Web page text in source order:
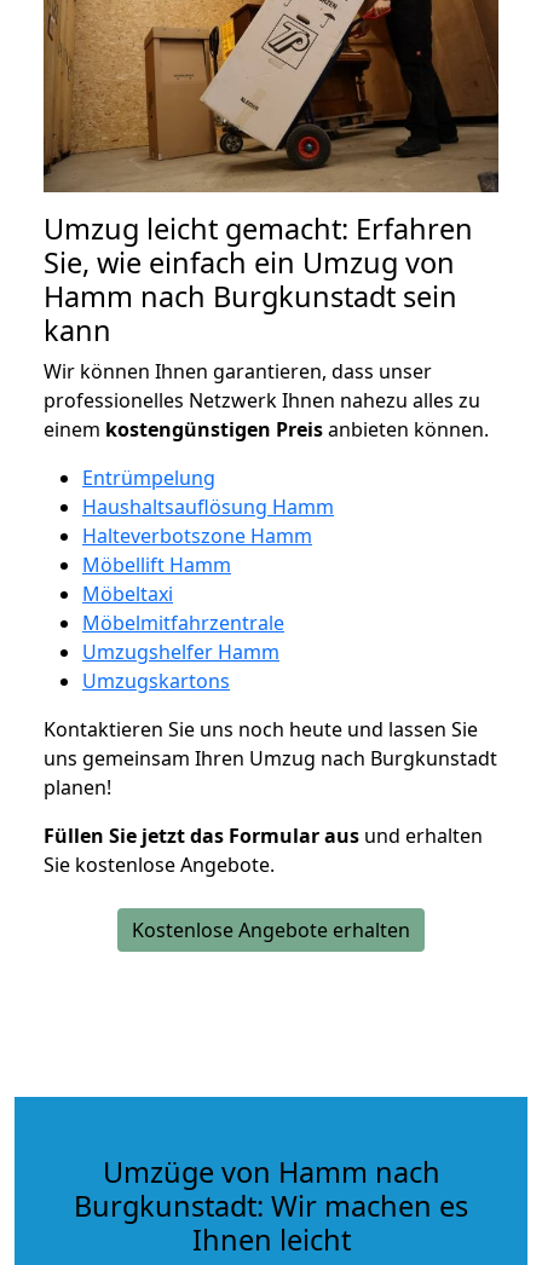
Umzug leicht gemacht: Erfahren
Sie, wie einfach ein Umzug von
Hamm nach Burgkunstadt sein
kann
Wir können Ihnen garantieren, dass unser
professionelles Netzwerk Ihnen nahezu alles zu
einem kostengünstigen Preisanbieten können.
Entrümpelung
Haushaltsauflösung Hamm
Halteverbotszone Hamm
Möbellift Hamm
Möbeltaxi
Möbelmitfahrzentrale
Umzugshelfer Hamm
Umzugskartons
Kontaktieren Sie uns noch heute und lassen Sie
uns gemeinsam Ihren Umzug nach Burgkunstadt
planen!
Füllen Sie jetzt das Formular aus und erhalten
Sie kostenlose Angebote.
Kostenlose Angebote erhalten
Umzüge von Hamm nach
Burgkunstadt: Wir machen es
Ihnen leicht